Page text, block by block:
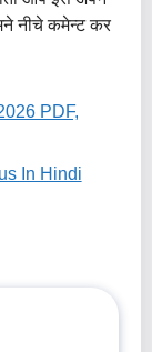
नीचे कमेन्ट कर
PDF,
In Hindi